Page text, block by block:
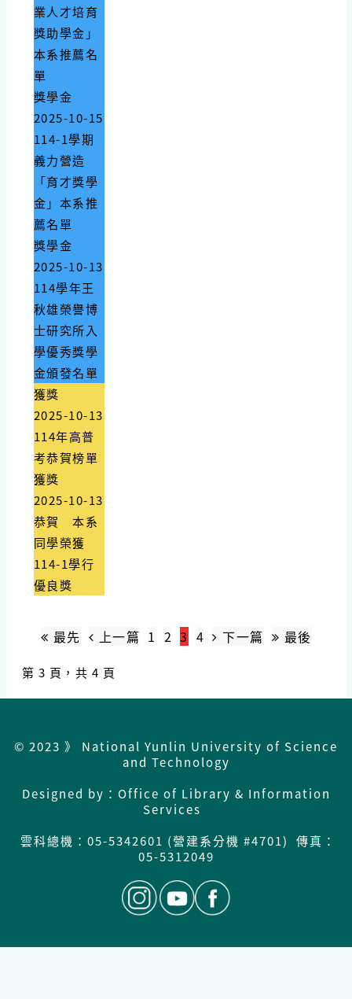
業人才培育
獎助學金」
本系推薦名
單
獎學金
2025-10-15
114-1學期
義力營造
「育才獎學
金」本系推
薦名單
獎學金
2025-10-13
114學年王
秋雄榮譽博
士研究所入
學優秀獎學
金頒發名單
獲獎
2025-10-13
114年高普
考恭賀榜單
獲獎
2025-10-13
恭賀 本系
同學榮獲
114-1學行
優良獎
最先 上一篇 1 2 3 4 下一篇 最後
第 3 頁，共 4 頁
© 2023 》 National Yunlin University of Science
and Technology
Designed by：Office of Library & Information
Services
雲科總機： 05-5342601 (營建系分機 #4701) 傳真：
05-5312049